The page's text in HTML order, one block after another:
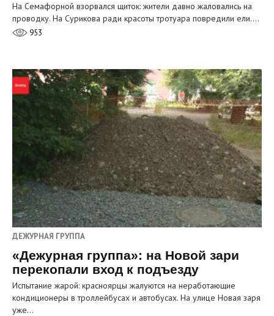
На Семафорной взорвался щиток: жители давно жаловались на
проводку. На Сурикова ради красоты тротуара повредили ели.…
953
ДЕЖУРНАЯ ГРУППА
«Дежурная группа»: на Новой зари
перекопали вход к подъезду
Испытание жарой: красноярцы жалуются на неработающие
кондиционеры в троллейбусах и автобусах. На улице Новая заря
уже…